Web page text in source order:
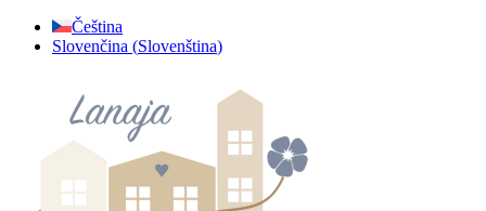
Přejít
Čeština
Slovenčina (Slovenština)